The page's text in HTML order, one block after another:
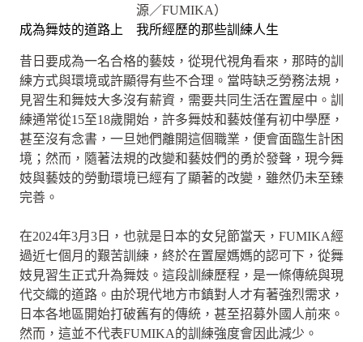
源／FUMIKA）
成為舞妓的道路上 我所經歷的那些訓練人生
昔日要成為一名合格的藝妓，從現代視角看來，那時的訓
練方式與環境或許顯得有些不合理。當時缺乏勞務法規，
見習生和舞妓大多沒有薪資，需要共同生活在置屋中。訓
練通常從15至18歲開始，許多舞妓和藝妓僅有初中學歷，
甚至沒有念書，一旦她們離開這個職業，便會面臨生計困
境；然而，隨著法規的改變和藝妓們的勇於發聲，現今舞
妓與藝妓的勞動環境已經有了顯著的改變，雖然仍未至臻
完善。
在2024年3月3日，也就是日本的女兒節當天，FUMIKA經
過近七個月的艱苦訓練，終於在置屋媽媽的認可下，從舞
妓見習生正式升為舞妓。這段訓練歷程，是一條傳統與現
代交織的道路。由於現代地方市鎮對人才有著強烈需求，
日本各地區開始打破舊有的傳統，甚至招募外國人前來。
然而，這並不代表FUMIKA的訓練強度會因此減少。